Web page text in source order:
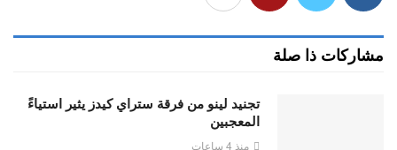
مشاركات ذا صلة
تجنيد لينو من فرقة ستراي كيدز يثير استياءً
المعجبين
منذ 4 ساعات